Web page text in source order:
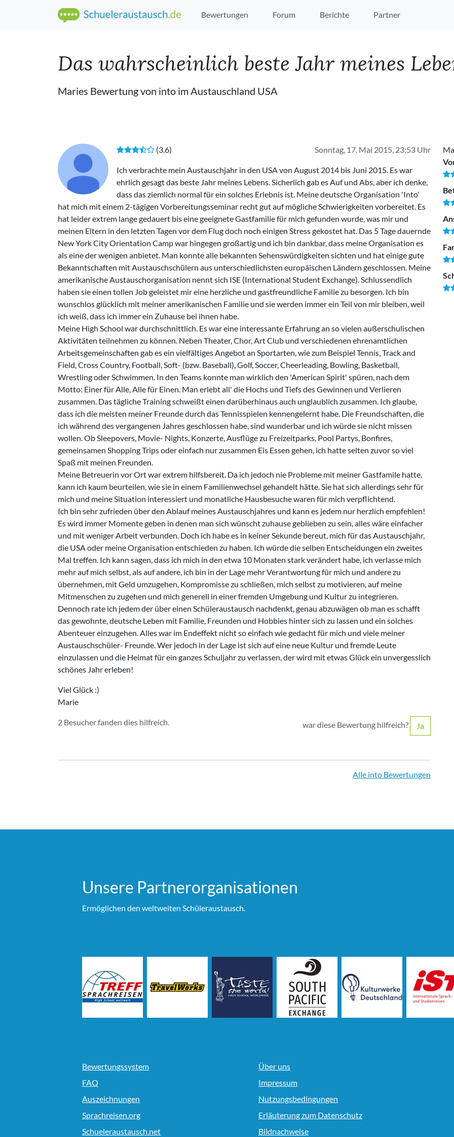
Bewertungen Forum Berichte Partner
Das wahrscheinlich beste Jahr meines
Maries Bewertung von into im Austauschland USA
Sonntag, 17. Mai 2015, 23:53 Uhr
(3.6)
Ich verbrachte mein Austauschjahr in den USA von August 2014 bis Juni 2015. Es war
ehrlich gesagt das beste Jahr meines Lebens. Sicherlich gab es Auf und Abs, aber ich denke,
dass das ziemlich normal für ein solches Erlebnis ist. Meine deutsche Organisation 'Into'
hat mich mit einem 2-tägigen Vorbereitungsseminar recht gut auf mögliche Schwierigkeiten vorbereitet. Es
hat leider extrem lange gedauert bis eine geeignete Gastfamilie für mich gefunden wurde, was mir und
meinen Eltern in den letzten Tagen vor dem Flug doch noch einigen Stress gekostet hat. Das 5 Tage dauernde
New York City Orientation Camp war hingegen großartig und ich bin dankbar, dass meine Organisation es
als eine der wenigen anbietet. Man konnte alle bekannten Sehenswürdigkeiten sichten und hat einige gute
Bekanntschaften mit Austauschschülern aus unterschiedlichsten europäischen Ländern geschlossen. Meine
amerikanische Austauschorganisation nennt sich ISE (International Student Exchange). Schlussendlich
haben sie einen tollen Job geleistet mir eine herzliche und gastfreundliche Familie zu besorgen. Ich bin
wunschlos glücklich mit meiner amerikanischen Familie und sie werden immer ein Teil von mir bleiben, weil
ich weiß, dass ich immer ein Zuhause bei ihnen habe.
Meine High School war durchschnittlich. Es war eine interessante Erfahrung an so vielen außerschulischen
Aktivitäten teilnehmen zu können. Neben Theater, Chor, Art Club und verschiedenen ehrenamtlichen
Arbeitsgemeinschaften gab es ein vielfältiges Angebot an Sportarten, wie zum Beispiel Tennis, Track and
Field, Cross Country, Football, Soft- (bzw. Baseball), Golf, Soccer, Cheerleading, Bowling, Basketball,
Wrestling oder Schwimmen. In den Teams konnte man wirklich den 'American Spirit' spüren, nach dem
Motto: Einer für Alle, Alle für Einen. Man erlebt all' die Hochs und Tiefs des Gewinnen und Verlieren
zusammen. Das tägliche Training schweißt einen darüberhinaus auch unglaublich zusammen. Ich glaube,
dass ich die meisten meiner Freunde durch das Tennisspielen kennengelernt habe. Die Freundschaften, die
ich während des vergangenen Jahres geschlossen habe, sind wunderbar und ich würde sie nicht missen
wollen. Ob Sleepovers, Movie- Nights, Konzerte, Ausflüge zu Freizeitparks, Pool Partys, Bonfires,
gemeinsamen Shopping Trips oder einfach nur zusammen Eis Essen gehen, ich hatte selten zuvor so viel
Spaß mit meinen Freunden.
Meine Betreuerin vor Ort war extrem hilfsbereit. Da ich jedoch nie Probleme mit meiner Gastfamile hatte,
kann ich kaum beurteilen, wie sie in einem Familienwechsel gehandelt hätte. Sie hat sich allerdings sehr für
mich und meine Situation interessiert und monatliche Hausbesuche waren für mich verpflichtend.
Ich bin sehr zufrieden über den Ablauf meines Austauschjahres und kann es jedem nur herzlich empfehlen!
Es wird immer Momente geben in denen man sich wünscht zuhause geblieben zu sein, alles wäre einfacher
und mit weniger Arbeit verbunden. Doch ich habe es in keiner Sekunde bereut, mich für das Austauschjahr,
die USA oder meine Organisation entschieden zu haben. Ich würde die selben Entscheidungen ein zweites
Mal treffen. Ich kann sagen, dass ich mich in den etwa 10 Monaten stark verändert habe, ich verlasse mich
mehr auf mich selbst, als auf andere, ich bin in der Lage mehr Verantwortung für mich und andere zu
übernehmen, mit Geld umzugehen, Kompromisse zu schließen, mich selbst zu motivieren, auf meine
Mitmenschen zu zugehen und mich generell in einer fremden Umgebung und Kultur zu integrieren.
Dennoch rate ich jedem der über einen Schüleraustausch nachdenkt, genau abzuwägen ob man es schafft
das gewohnte, deutsche Leben mit Familie, Freunden und Hobbies hinter sich zu lassen und ein solches
Abenteuer einzugehen. Alles war im Endeffekt nicht so einfach wie gedacht für mich und viele meiner
Austauschschüler- Freunde. Wer jedoch in der Lage ist sich auf eine neue Kultur und fremde Leute
einzulassen und die Heimat für ein ganzes Schuljahr zu verlassen, der wird mit etwas Glück ein unvergesslich
schönes Jahr erleben!
Viel Glück :)
Marie
2 Besucher fanden dies hilfreich. war diese Bewertung hilfreich? Ja
Alle into Bewertungen
Unsere Partner­organi­sationen
Ermöglichen den weltweiten Schüleraustausch.
Bewertungssystem
FAQ
Auszeichnungen
Sprachreisen.org
Schueleraustausch.net
Über uns
Impressum
Nutzungsbedingungen
Erläuterung zum Datenschutz
Bildnachweise